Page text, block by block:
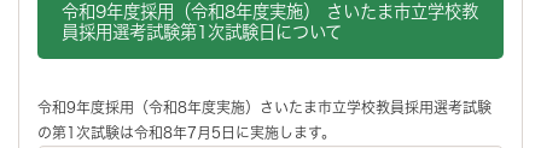
令和9年度採用（令和8年度実施） さいたま市立学校教
員採用選考試験第1次試験日について
令和9年度採用（令和8年度実施）さいたま市立学校教員採用選考試験
の第1次試験は令和8年7月5日に実施します。